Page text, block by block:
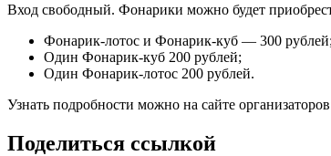
Вход свободный. Фонарики можно будет
Фонарик-лотос и Фонарик-куб — 300 рублей;
Один Фонарик-куб 200 рублей;
Один Фонарик-лотос 200 рублей.
Узнать подробности можно на сайте
Поделиться ссылкой